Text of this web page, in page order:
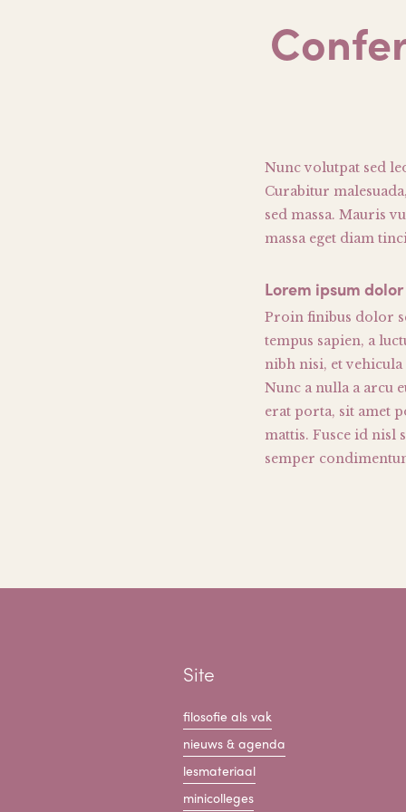
Nunc volutpat sed
Curabitur
sed massa. Mauris
massa eget diam
Lorem ipsum
Proin finibus dolor
tempus sapien, a
nibh nisi, et
Nunc a nulla a arcu
erat porta, sit amet
mattis. Fusce id
semper
Site
filosofie als vak
nieuws & agenda
lesmateriaal
minicolleges